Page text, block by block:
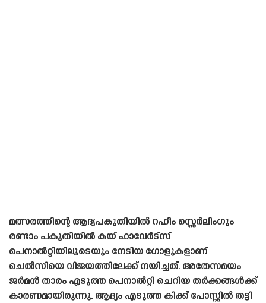
മത്സരത്തിന്റെ ആദ്യപകുതിയിൽ റഹീം സ്റ്റെർലിംഗും
രണ്ടാം പകുതിയിൽ കയ് ഹാവേർട്സ്
പെനാൽറ്റിയിലൂടെയും നേടിയ ഗോളുകളാണ്
ചെൽസിയെ വിജയത്തിലേക്ക് നയിച്ചത്. അതേസമയം
ജർമൻ താരം എടുത്ത പെനാൽറ്റി ചെറിയ തർക്കങ്ങൾക്ക്
കാരണമായിരുന്നു. ആദ്യം എടുത്ത കിക്ക് പോസ്റ്റിൽ തട്ടി